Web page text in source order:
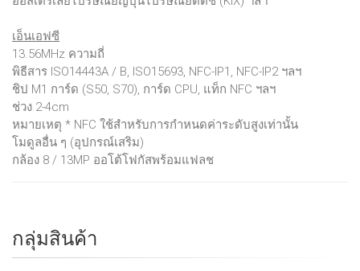
เอ็นเอฟซี
13.56MHz ความถี่
พิธีสาร ISO14443A / B, ISO15693, NFC-IP1, NFC-IP2 ฯลฯ
ชิป M1 การ์ด (S50, S70), การ์ด CPU, แท็ก NFC ฯลฯ
ช่วง 2-4cm
หมายเหตุ * NFC ใช้สำหรับการกำหนดค่าระดับสูงเท่านั้น
โมดูลอื่น ๆ (อุปกรณ์เสริม)
กล้อง 8 / 13MP ออโต้โฟกัสพร้อมแฟลช
กลุ่มสินค้า